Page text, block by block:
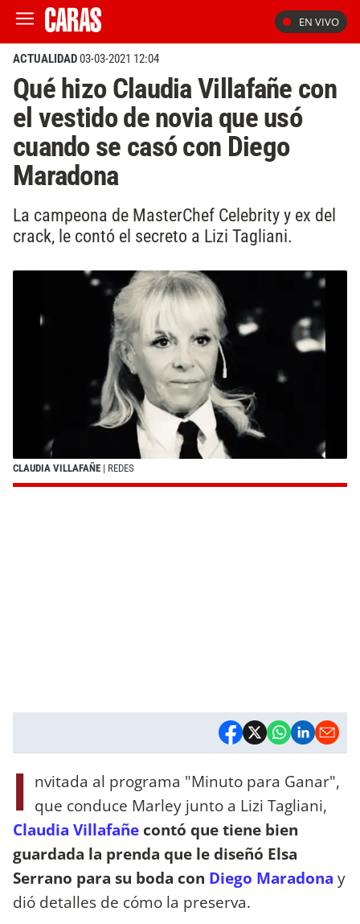
EN VIVO
ACTUALIDAD03-03-2021 12:04
Qué hizo Claudia Villafañe con
el vestido de novia que usó
cuando se casó con Diego
Maradona
La campeona de MasterChef Celebrity y ex del
crack, le contó el secreto a Lizi Tagliani.
CLAUDIA VILLAFAÑE | REDES
I nvitada al programa "Minuto para Ganar",
que conduce Marley junto a Lizi Tagliani,
Claudia Villafañe contó que tiene bien
guardada la prenda que le diseñó Elsa
Serrano para su boda con Diego Maradona y
dió detalles de cómo la preserva.